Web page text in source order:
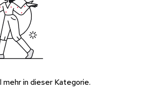
mehr in dieser Kategorie.